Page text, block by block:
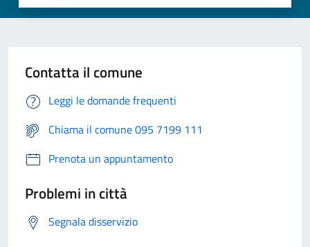
Contatta il comune
Leggi le domande frequenti
Chiama il comune 095 7199 111
Prenota un appuntamento
Problemi in città
Segnala disservizio